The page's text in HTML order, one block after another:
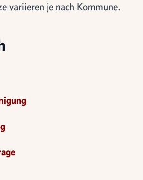
variieren je nach Kommune.